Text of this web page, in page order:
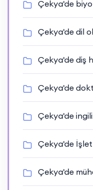
Çekya'de
Çekya'de dil
Çekya'de diş
Çekya'de
Çekya'de
Çekya'de
Çekya'de